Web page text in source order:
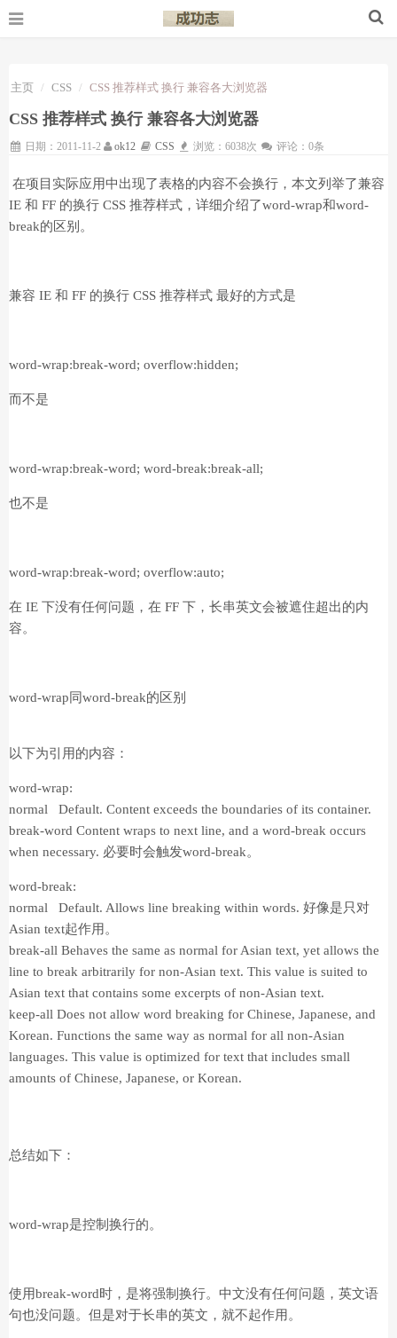
主页 CSS CSS 推荐样式 换行 兼容各大浏览器
CSS 推荐样式 换行 兼容各大浏览器
日期：2011-11-2 ok12 CSS 浏览：6038次 评论：0条
在项目实际应用中出现了表格的内容不会换行，本文列举了兼容
IE 和 FF 的换行 CSS 推荐样式，详细介绍了word-wrap和word-
break的区别。
兼容 IE 和 FF 的换行 CSS 推荐样式 最好的方式是
word-wrap:break-word; overflow:hidden;
而不是
word-wrap:break-word; word-break:break-all;
也不是
word-wrap:break-word; overflow:auto;
在 IE 下没有任何问题，在 FF 下，长串英文会被遮住超出的内
容。
word-wrap同word-break的区别
以下为引用的内容：
word-wrap:
normal Default. Content exceeds the boundaries of its container.
break-word Content wraps to next line, and a word-break occurs
when necessary. 必要时会触发word-break。
word-break:
normal Default. Allows line breaking within words. 好像是只对
Asian text起作用。
break-all Behaves the same as normal for Asian text, yet allows the
line to break arbitrarily for non-Asian text. This value is suited to
Asian text that contains some excerpts of non-Asian text.
keep-all Does not allow word breaking for Chinese, Japanese, and
Korean. Functions the same way as normal for all non-Asian
languages. This value is optimized for text that includes small
amounts of Chinese, Japanese, or Korean.
总结如下：
word-wrap是控制换行的。
使用break-word时，是将强制换行。中文没有任何问题，英文语
句也没问题。但是对于长串的英文，就不起作用。